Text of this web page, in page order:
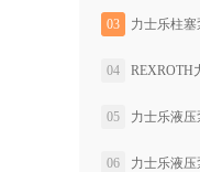
03 力士乐柱
04 REXROTH力士
05 力士乐液压泵与
06 力士乐液